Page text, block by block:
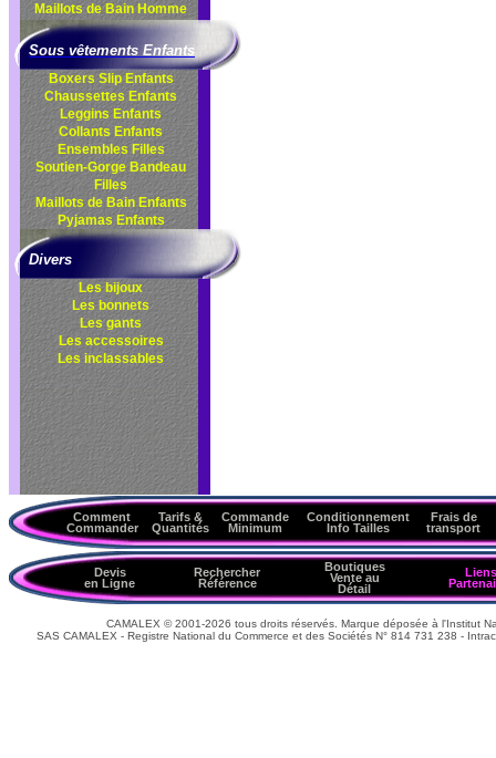
Maillots de Bain Homme
Sous vêtements Enfants
Boxers Slip Enfants
Chaussettes Enfants
Leggins Enfants
Collants Enfants
Ensembles Filles
Soutien-Gorge Bandeau
Filles
Maillots de Bain Enfants
Pyjamas Enfants
Divers
Les bijoux
Les bonnets
Les gants
Les accessoires
Les inclassables
Comment
Commander
Tarifs &
Quantités
Commande
Minimum
Conditionnement
Info Tailles
Frais de
transport
Devis
en Ligne
Rechercher
Référence
Boutiques
Vente au
Détail
Liens
CAMALEX © 2001-2026 tous droits réservés. Marque déposée à l'Institut
SAS CAMALEX - Registre National du Commerce et des Sociétés N° 814 731 238 -